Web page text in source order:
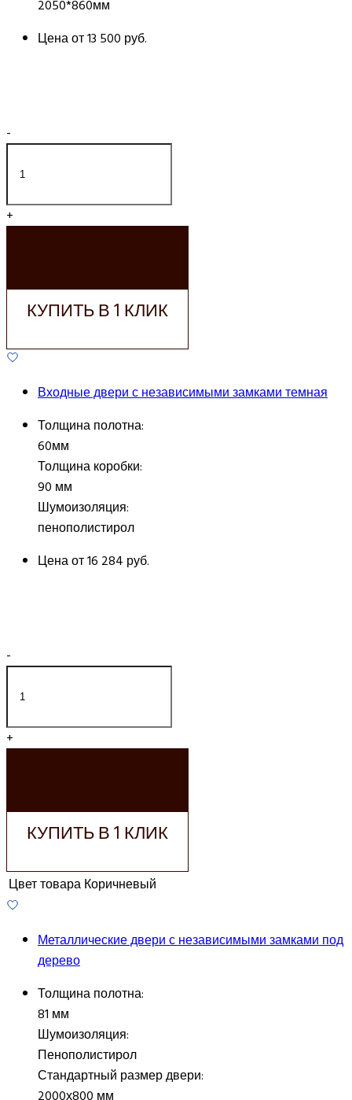
2050*860мм
Цена от13 500 руб.
-
+
КУПИТЬ В 1 КЛИК
Входные двери с независимыми замками темная
Толщина полотна:
60мм
Толщина коробки:
90 мм
Шумоизоляция:
пенополистирол
Цена от16 284 руб.
-
+
КУПИТЬ В 1 КЛИК
Цвет товараКоричневый
Металлические двери с независимыми замками под
дерево
Толщина полотна:
81 мм
Шумоизоляция:
Пенополистирол
Стандартный размер двери:
2000х800 мм